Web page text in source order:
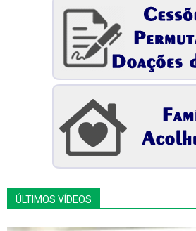
ÚLTIMOS VÍDEOS